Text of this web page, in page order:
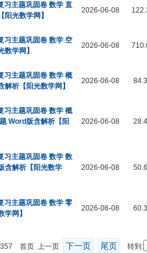
习主题巩固卷 数学 直
光数学网】
2026-06-08
习主题巩固卷 数学 空
学网】
2026-06-08
习主题巩固卷 数学 概
析【阳光数学网】
2026-06-08
习主题巩固卷 数学 概
Word版含解析【阳
2026-06-08
习主题巩固卷 数学 数
含解析【阳光数学
2026-06-08
习主题巩固卷 数学 零
网】
2026-06-08
首页 上一页 下一页 尾页 转到: